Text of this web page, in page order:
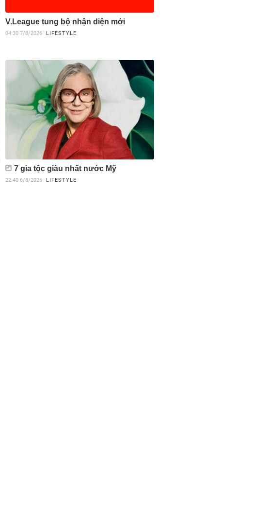
V.League tung bộ nhận diện mới
04:30 7/8/2026 LIFESTYLE
7 gia tộc giàu nhất nước Mỹ
22:40 6/8/2026 LIFESTYLE